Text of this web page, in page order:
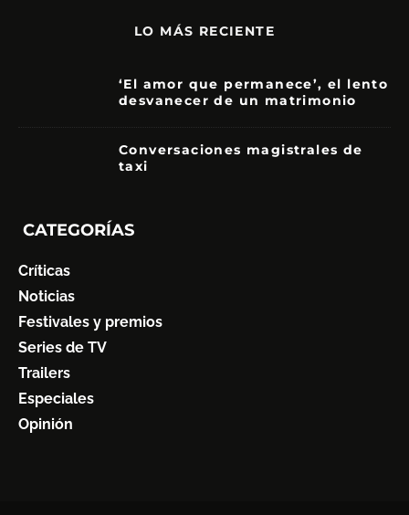
LO MÁS RECIENTE
‘El amor que permanece’, el lento
desvanecer de un matrimonio
Conversaciones magistrales de
taxi
CATEGORÍAS
Críticas
Noticias
Festivales y premios
Series de TV
Trailers
Especiales
Opinión